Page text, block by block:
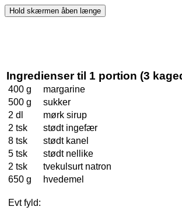
Ingredienser til 1 portion (3
400 g
margarine
500 g
sukker
2 dl
mørk sirup
2 tsk
stødt ingefær
8 tsk
stødt kanel
5 tsk
stødt nellike
2 tsk
tvekulsurt natron
650 g
hvedemel
Evt fyld: